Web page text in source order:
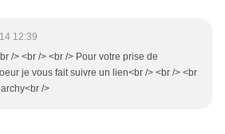
12:39
/> <br /> <br /> Pour votre prise de
je vous fait suivre un lien<br /> <br /> <br
/>